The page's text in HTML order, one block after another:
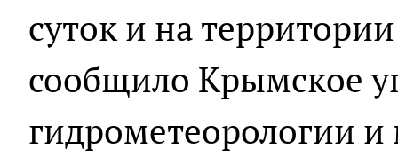
суток и на
сообщило Крымское
гидрометеорологии